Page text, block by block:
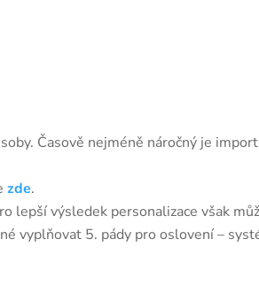
Časově nejméně náročný je import
zde.
lepší výsledek personalizace však
vyplňovat 5. pády pro oslovení –